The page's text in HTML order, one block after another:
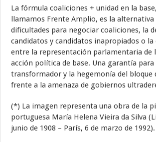
La fórmula coaliciones + unidad en la
llamamos Frente Amplio, es la
dificultades para negociar coaliciones, la
candidatos y candidatos inapropiados o la
entre la representación parlamentaria de
acción política de base. Una garantía
transformador y la hegemonía del bloque
frente a la amenaza de gobiernos
(*) La imagen representa una obra de la
portuguesa María Helena Vieira da Silva
junio de 1908 – París, 6 de marzo de 1992).